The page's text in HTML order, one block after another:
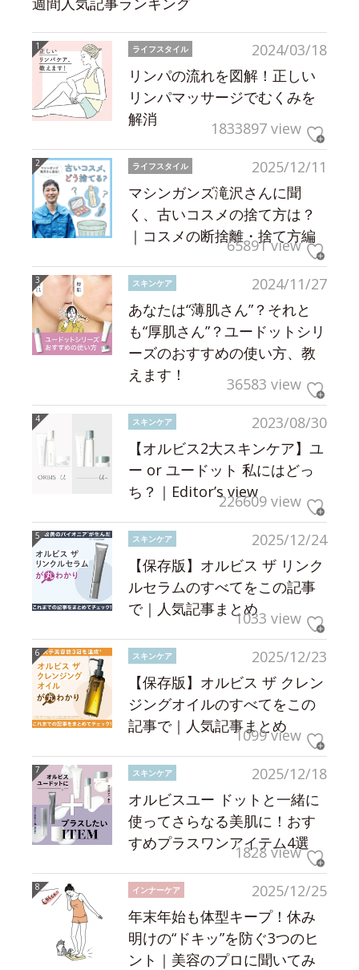
2024/03/18
ライフスタイル
リンパの流れを図解！正しい
リンパマッサージでむくみを
解消
1833897 view
2025/12/11
ライフスタイル
マシンガンズ滝沢さんに聞
く、古いコスメの捨て方は？
｜コスメの断捨離・捨て方編
65891 view
2024/11/27
スキンケア
あなたは“薄肌さん”？それと
も“厚肌さん”？ユードットシリ
ーズのおすすめの使い方、教
えます！
36583 view
2023/08/30
スキンケア
【オルビス2大スキンケア】ユ
ー or ユードット 私にはどっ
ち？｜Editor’s view226609 view
2025/12/24
スキンケア
【保存版】オルビス ザ リンク
ルセラムのすべてをこの記事
で｜人気記事まとめ1033 view
2025/12/23
スキンケア
【保存版】オルビス ザ クレン
ジングオイルのすべてをこの
記事で｜人気記事まとめ
1099 view
2025/12/18
スキンケア
オルビスユー ドットと一緒に
使ってさらなる美肌に！おす
すめプラスワンアイテム4選
1828 view
2025/12/25
インナーケア
年末年始も体型キープ！休み
明けの“ドキッ”を防ぐ3つのヒ
ント｜美容のプロに聞いてみ